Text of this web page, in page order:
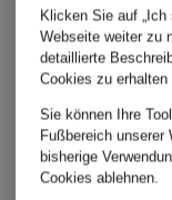
Klicken Sie auf
Webseite weiter zu
detaillierte
Cookies zu
Sie können Ihre
Fußbereich unserer
bisherige
Cookies ablehnen.